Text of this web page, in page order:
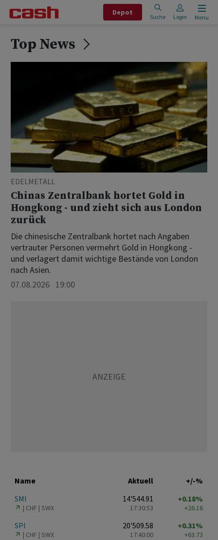
Depot
Suche Login Menu
Top News
EDELMETALL
Chinas Zentralbank hortet Gold in
Hongkong - und zieht sich aus London
zurück
Die chinesische Zentralbank hortet nach Angaben
vertrauter Personen vermehrt Gold in Hongkong -
und verlagert damit wichtige Bestände von London
nach Asien.
07.08.2026 19:00
Name Aktuell
+/-%
SMI
CHF SWX
14'544.91
17:30:53
+0.18%
+26.16
SPI
CHF SWX
20'509.58
17:40:00
+0.31%
+63.73